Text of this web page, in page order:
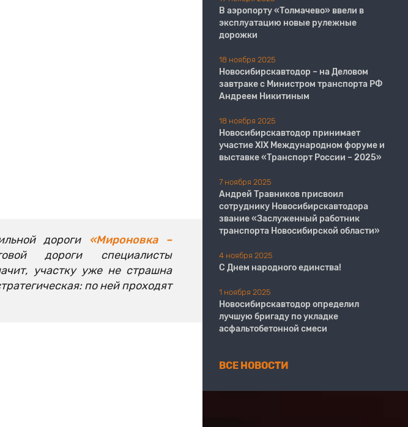
дороги
«Мироновка –
дороги специалисты
участку уже не страшна
по ней проходят
В аэропорту «Толмачево» ввели в
эксплуатацию новые рулежные
дорожки
18 ноября 2025
Новосибирскавтодор – на Деловом
завтраке с Министром транспорта РФ
Андреем Никитиным
18 ноября 2025
Новосибирскавтодор принимает
участие XIX Международном форуме и
выставке «Транспорт России – 2025»
7 ноября 2025
Андрей Травников присвоил
сотруднику Новосибирскавтодора
звание «Заслуженный работник
транспорта Новосибирской области»
4 ноября 2025
С Днем народного единства!
1 ноября 2025
Новосибирскавтодор определил
лучшую бригаду по укладке
асфальтобетонной смеси
ВСЕ НОВОСТИ